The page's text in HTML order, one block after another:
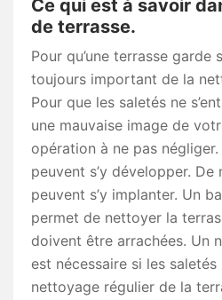
Ce qui est à savoir
de terrasse.
Pour qu’une terrasse garde
toujours important de la
Pour que les saletés ne
une mauvaise image de
opération à ne pas négliger.
peuvent s’y développer. De
peuvent s’y implanter. Un
permet de nettoyer la
doivent être arrachées. Un
est nécessaire si les
nettoyage régulier de la